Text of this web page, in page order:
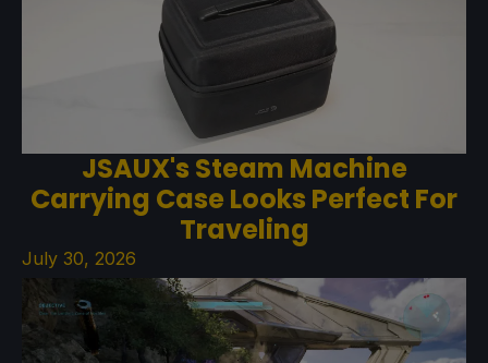
JSAUX's Steam Machine
Carrying Case Looks Perfect For
Traveling
July 30, 2026